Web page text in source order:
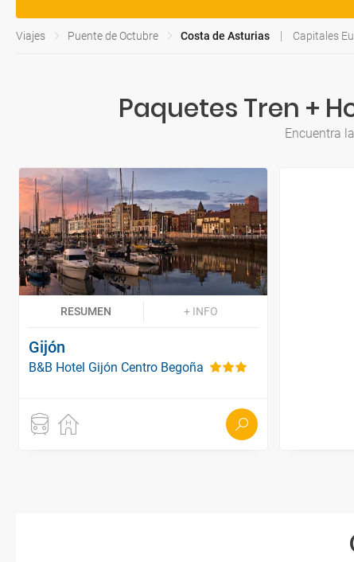
Viajes Puente de Octubre Costa de Asturias Capitales
Paquetes Tren +
Encuentra
RESUMEN + INFO
Gijón
B&B Hotel Gijón Centro Begoña